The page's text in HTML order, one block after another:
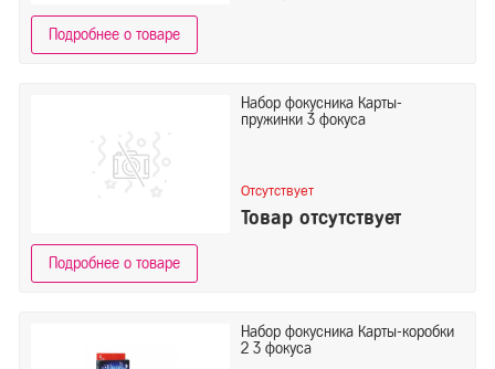
Подробнее о товаре
Набор фокусника Карты-
пружинки 3 фокуса
Отсутствует
Товар отсутствует
Подробнее о товаре
Набор фокусника Карты-коробки
2 3 фокуса